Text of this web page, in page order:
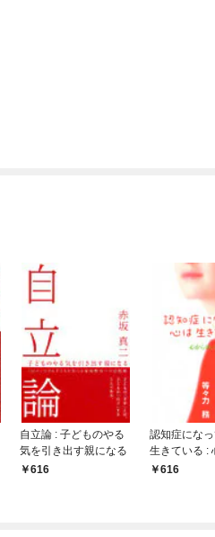
自立論 : 子どものやる
気を引き出す親になる
616
認知症にな
生きている :
言葉616